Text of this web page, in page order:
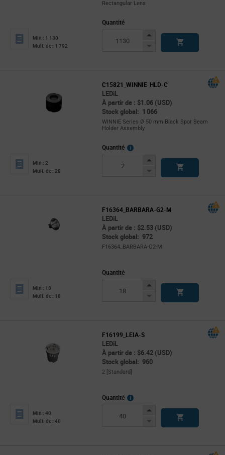
Rectangular Lens
Min : 1 130
Mult. de : 1 792
Quantité
Increase
Decrease
C15821_WINNIE-HLD-C
LEDiL
À partir de : $1.06 (USD)
Stock global: 1 066
WINNIE Series Ø 50 mm Black Spot Beam
Holder Assembly
Min : 2
Mult. de : 28
Quantité
More
Increase
Decrease
F16364_BARBARA-G2-M
LEDiL
À partir de : $2.53 (USD)
Stock global: 972
F16364_BARBARA-G2-M
Min : 18
Mult. de : 18
Quantité
Increase
Decrease
F16199_LEIA-S
LEDiL
À partir de : $6.42 (USD)
Stock global: 960
2 [Standard]
Min : 40
Mult. de : 40
Quantité
More
Increase
Decrease